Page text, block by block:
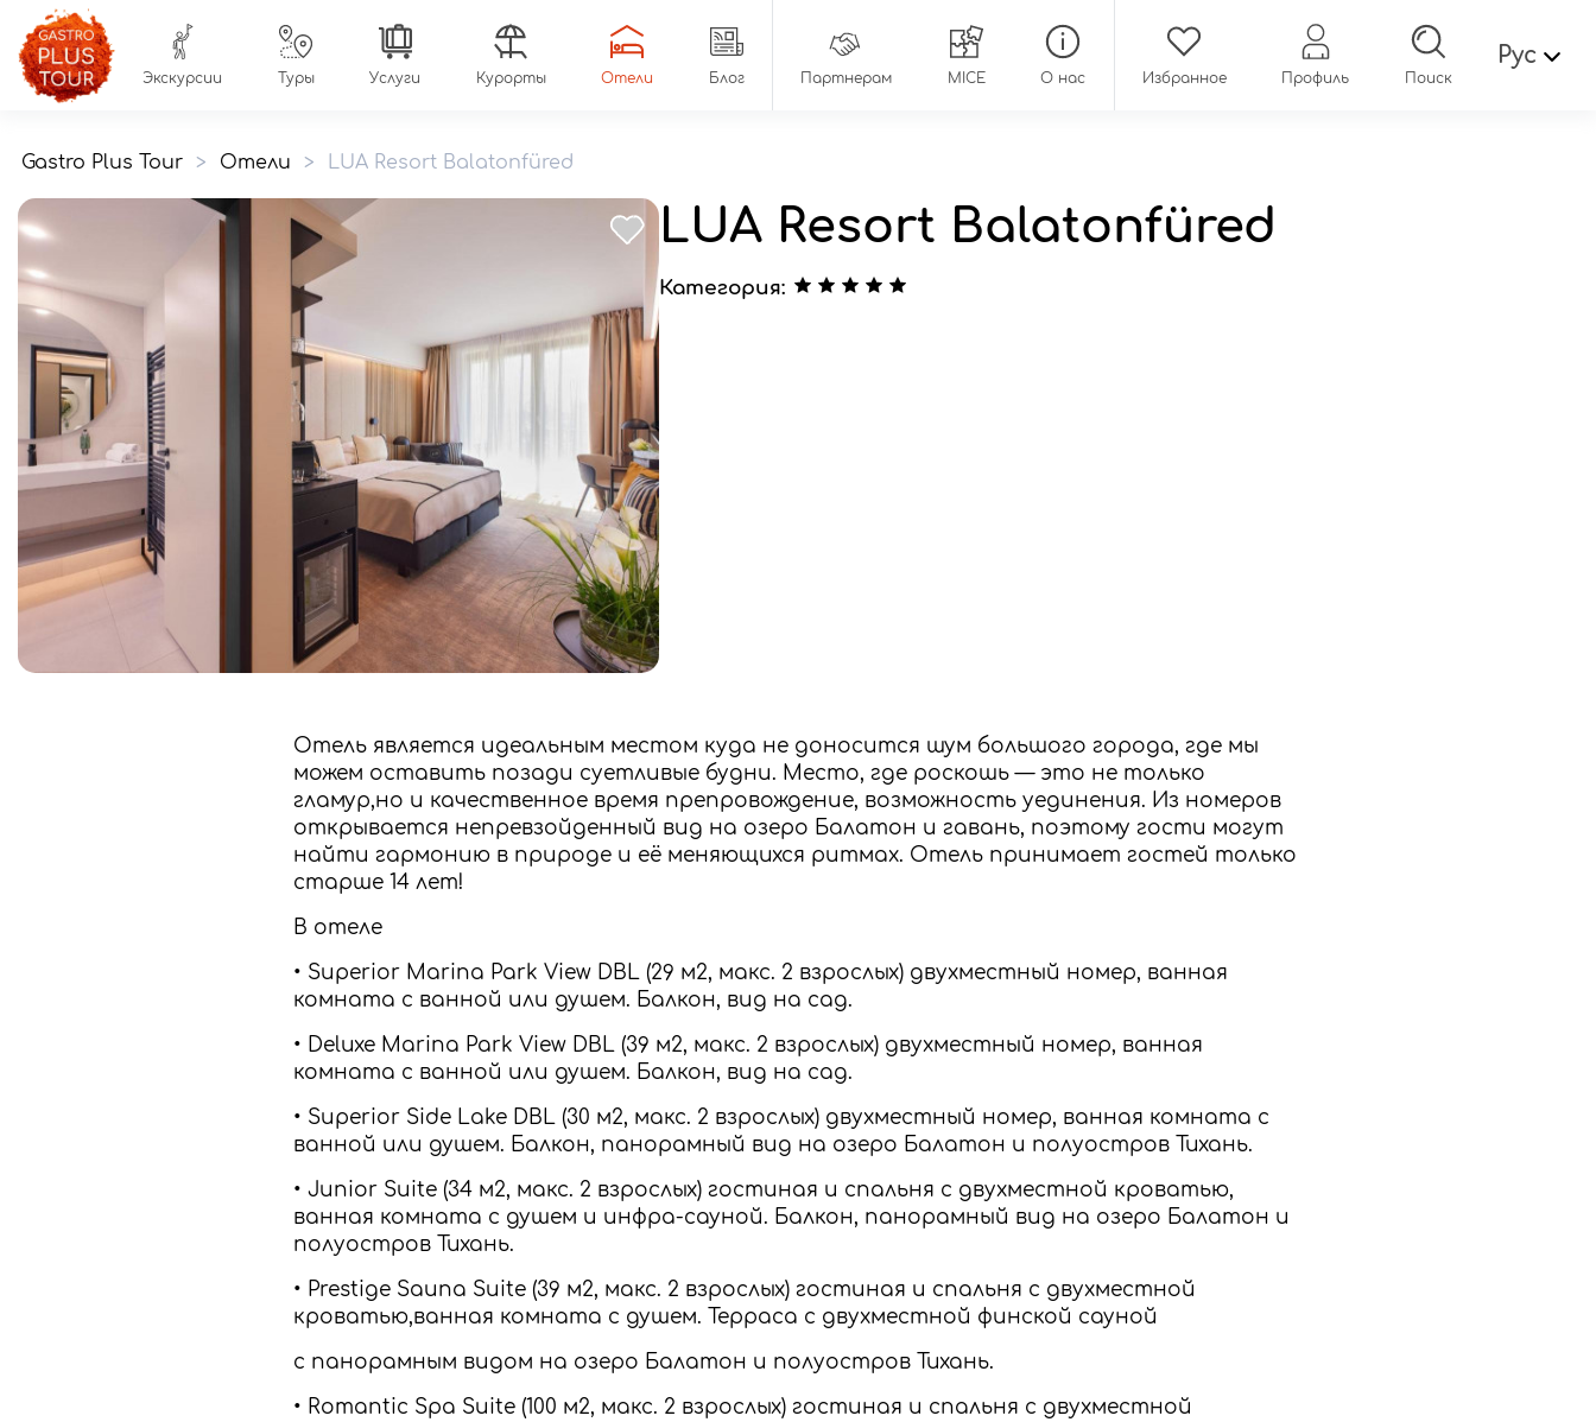
Экскурсии Туры Услуги Курорты Отели Блог Партнерам MICE О нас Избранное Профиль Поиск
Рус
Gastro Plus Tour > Отели > LUA Resort Balatonfüred
LUA Resort Balatonfüred
Категория:
Отель является идеальным местом куда не доносится шум большого города, где мы
можем оставить позади суетливые будни. Место, где роскошь — это не только
гламур,но и качественное время препровождение, возможность уединения. Из номеров
открывается непревзойденный вид на озеро Балатон и гавань, поэтому гости могут
найти гармонию в природе и её меняющихся ритмах. Отель принимает гостей только
старше 14 лет!
В отеле
• Superior Marina Park View DBL (29 м2, макс. 2 взрослых) двухместный номер, ванная
комната с ванной или душем. Балкон, вид на сад.
• Deluxe Marina Park View DBL (39 м2, макс. 2 взрослых) двухместный номер, ванная
комната с ванной или душем. Балкон, вид на сад.
• Superior Side Lake DBL (30 м2, макс. 2 взрослых) двухместный номер, ванная комната с
ванной или душем. Балкон, панорамный вид на озеро Балатон и полуостров Тихань.
• Junior Suite (34 м2, макс. 2 взрослых) гостиная и спальня с двухместной кроватью,
ванная комната с душем и инфра-сауной. Балкон, панорамный вид на озеро Балатон и
полуостров Тихань.
• Prestige Sauna Suite (39 м2, макс. 2 взрослых) гостиная и спальня с двухместной
кроватью,ванная комната с душем. Терраса с двухместной финской сауной
с панорамным видом на озеро Балатон и полуостров Тихань.
• Romantic Spa Suite (100 м2, макс. 2 взрослых) гостиная и спальня с двухместной